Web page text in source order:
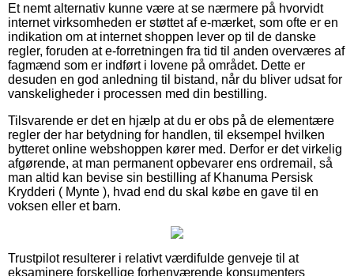
Et nemt alternativ kunne være at se nærmere på hvorvidt
internet virksomheden er støttet af e-mærket, som ofte er en
indikation om at internet shoppen lever op til de danske
regler, foruden at e-forretningen fra tid til anden overværes af
fagmænd som er indført i lovene på området. Dette er
desuden en god anledning til bistand, når du bliver udsat for
vanskeligheder i processen med din bestilling.
Tilsvarende er det en hjælp at du er obs på de elementære
regler der har betydning for handlen, til eksempel hvilken
bytteret online webshoppen kører med. Derfor er det virkelig
afgørende, at man permanent opbevarer ens ordremail, så
man altid kan bevise sin bestilling af Khanuma Persisk
Krydderi ( Mynte ), hvad end du skal købe en gave til en
voksen eller et barn.
Trustpilot resulterer i relativt værdifulde genveje til at
eksaminere forskellige forhenværende konsumenters